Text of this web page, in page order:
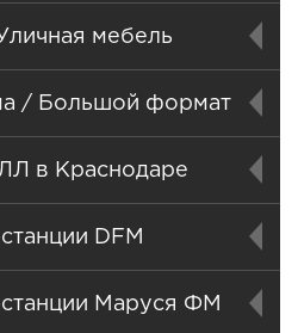
мебель
/ Большой формат
в Краснодаре
DFM
Маруся ФМ